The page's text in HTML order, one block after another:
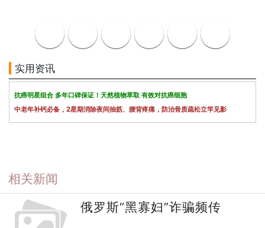
实用资讯
抗癌明星组合 多年口碑保证！天然植物萃取 有效对抗癌细胞
中老年补钙必备，2星期消除夜间抽筋、腰背疼痛，防治骨质疏松立竿见影
相关新闻
俄罗斯“黑寡妇”诈骗频传